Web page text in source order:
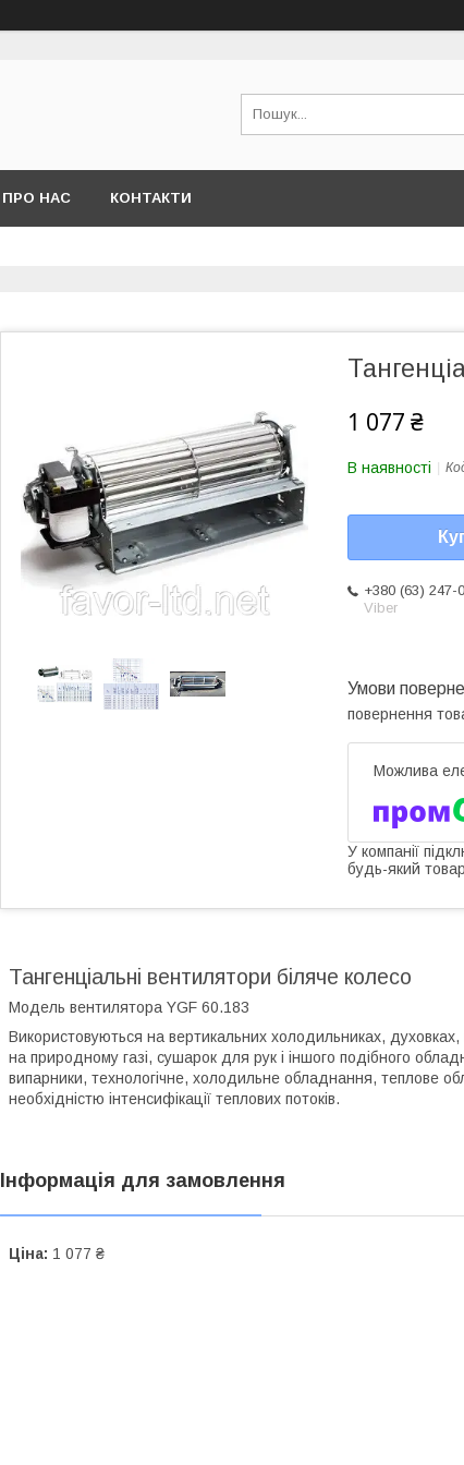
ПРО НАС КОНТАКТИ
1 077 ₴
В наявності
+380 (63) 247-
Viber
повернення
У компанії
будь-який
Тангенціальні вентилятори біляче колесо
Модель вентилятора YGF 60.183
Використовуються на вертикальних холодильниках, духовках,
на природному газі, сушарок для рук і іншого подібного
випарники, технологічне, холодильне обладнання, теплове
необхідністю інтенсифікації теплових потоків.
Інформація для замовлення
Ціна: 1 077 ₴